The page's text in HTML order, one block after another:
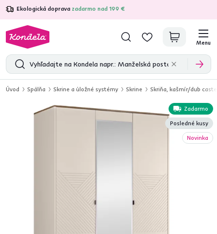
Ekologická doprava zadarmo nad 199 €
4,7 31 333overených produktových recenzií
Menu
Úvod Spálňa Skrine a úložné systémy Skrine Skriňa, kašmír/dub
Zadarmo
Posledné kusy
Novinka